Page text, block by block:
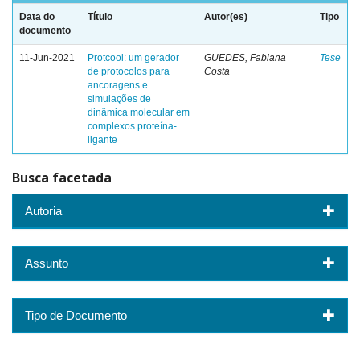
Data do
documento
Título Autor(es) Tipo
11-Jun-2021
Protcool: um gerador
de protocolos para
ancoragens e
simulações de
dinâmica molecular em
complexos proteína-
ligante
GUEDES, Fabiana
Costa
Tese
Busca facetada
Autoria
Assunto
Tipo de Documento